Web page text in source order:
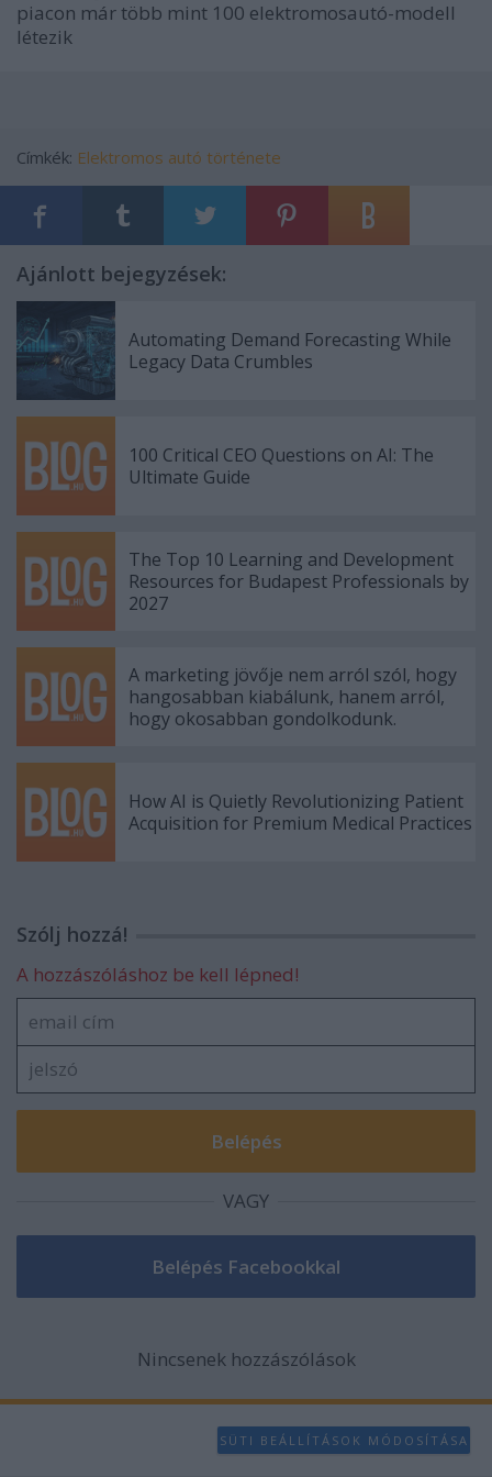
piacon már több mint 100 elektromosautó-modell
létezik
Címkék: Elektromos autó története
Ajánlott bejegyzések:
Automating Demand Forecasting While
Legacy Data Crumbles
100 Critical CEO Questions on AI: The
Ultimate Guide
The Top 10 Learning and Development
Resources for Budapest Professionals by
2027
A marketing jövője nem arról szól, hogy
hangosabban kiabálunk, hanem arról,
hogy okosabban gondolkodunk.
How AI is Quietly Revolutionizing Patient
Acquisition for Premium Medical Practices
Szólj hozzá!
A hozzászóláshoz be kell lépned!
VAGY
Nincsenek hozzászólások
SÜTI BEÁLLÍTÁSOK MÓDOSÍTÁSA